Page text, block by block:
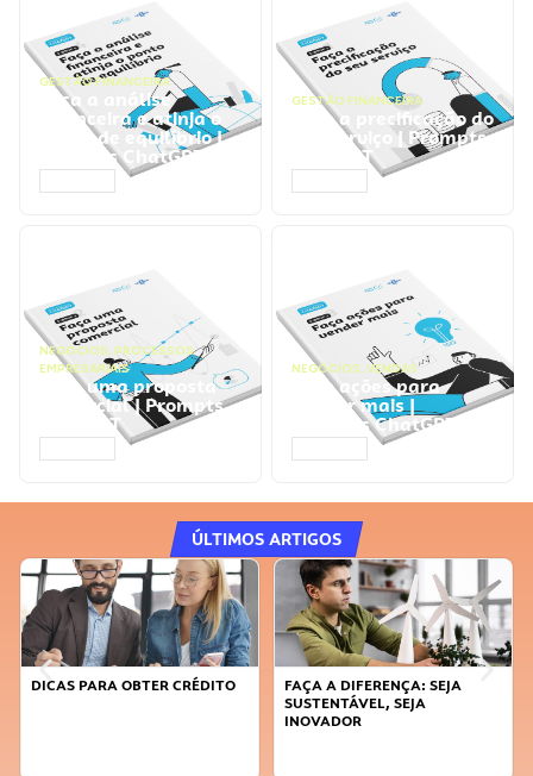
GESTÃO FINANCEIRA
Faça a análise
financeira e atinja o
ponto de equilíbrio |
Prompts ChatGPT
GESTÃO FINANCEIRA
Faça a precificação do
seu serviço | Prompts
ChatGPT
NEGÓCIOS, PROCESSOS
EMPRESARIAIS
Faça uma proposta
comercial | Prompts
ChatGPT
NEGÓCIOS, VENDAS
Faça ações para
vender mais |
Prompts ChatGPT
ÚLTIMOS ARTIGOS
DICAS PARA OBTER CRÉDITO
FAÇA A DIFERENÇA: SEJA
SUSTENTÁVEL, SEJA
INOVADOR